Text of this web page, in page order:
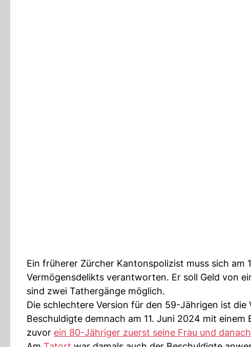
Ein früherer Zürcher Kantonspolizist muss sich
Vermögensdelikts verantworten. Er soll Geld von
sind zwei Tathergänge möglich.
Die schlechtere Version für den 59-Jährigen ist
Beschuldigte demnach am 11. Juni 2024 mit
zuvor ein 80-Jähriger zuerst seine Frau und